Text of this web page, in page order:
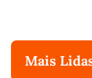
Mais